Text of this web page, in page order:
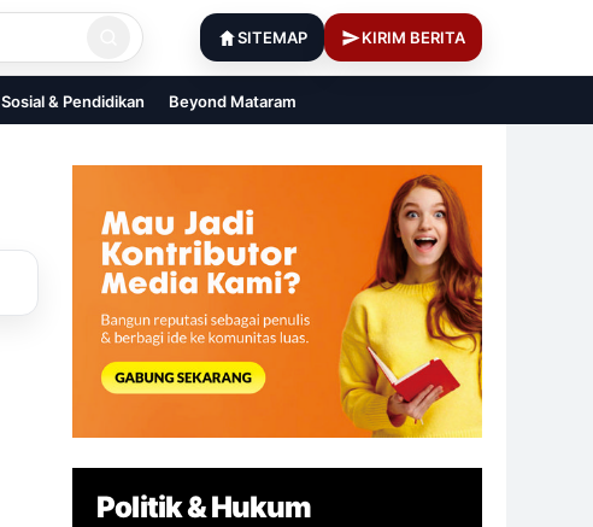
SITEMAP KIRIM BERITA
Sosial & Pendidikan Beyond Mataram
Politik & Hukum